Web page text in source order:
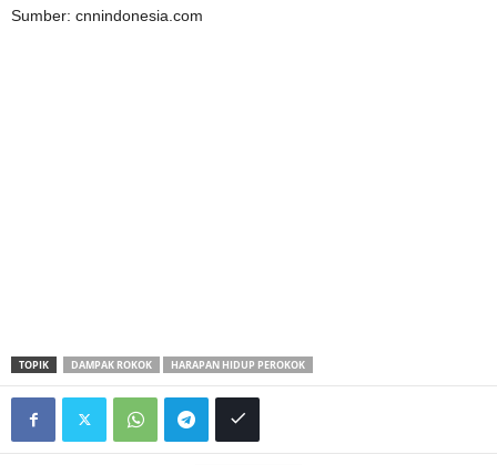
Sumber: cnnindonesia.com
TOPIK DAMPAK ROKOK HARAPAN HIDUP PEROKOK